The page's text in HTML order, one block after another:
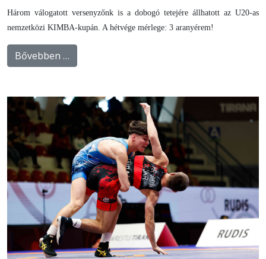
Három válogatott versenyzőnk is a dobogó tetejére állhatott az U20-as
nemzetközi KIMBA-kupán. A hétvége mérlege: 3 aranyérem!
Bővebben …